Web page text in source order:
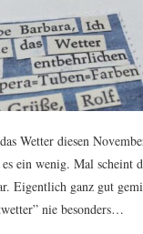
AM
Wetter diesen
ein wenig. Mal scheint
Eigentlich ganz gut
nie besonders…